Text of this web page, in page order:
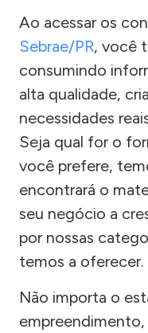
Ao acessar os
Sebrae/PR, você
consumindo
alta qualidade,
necessidades
Seja qual for o
você prefere,
encontrará o
seu negócio a
por nossas
temos a oferecer.
Não importa o
empreendimento,